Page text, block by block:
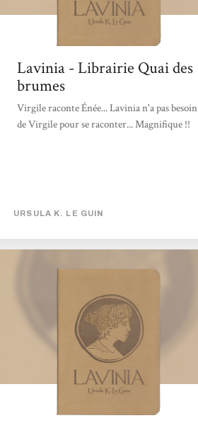
Lavinia - Librairie Quai des
brumes
Virgile raconte Énée... Lavinia n'a pas besoin
de Virgile pour se raconter... Magnifique !!
URSULA K. LE GUIN